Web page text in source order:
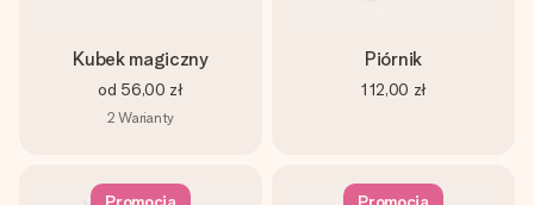
Kubek magiczny
od 56,00 zł
2 Warianty
Piórnik
112,00 zł